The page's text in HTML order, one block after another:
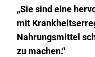
„Sie sind eine
mit
Nahrungsmittel
zu machen.“